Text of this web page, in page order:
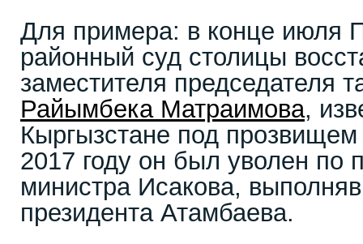
Для примера: в конце июля
районный суд столицы
заместителя председателя
Райымбека Матраимова,
Кыргызстане под
2017 году он был уволен по
министра Исакова,
президента Атамбаева.